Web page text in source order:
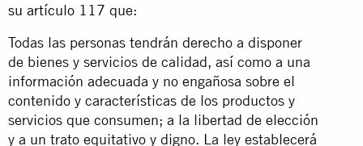
su artículo 117 que:
Todas las personas tendrán derecho a disponer
de bienes y servicios de calidad, así como a una
información adecuada y no engañosa sobre el
contenido y características de los productos y
servicios que consumen; a la libertad de elección
y a un trato equitativo y digno. La ley establecerá